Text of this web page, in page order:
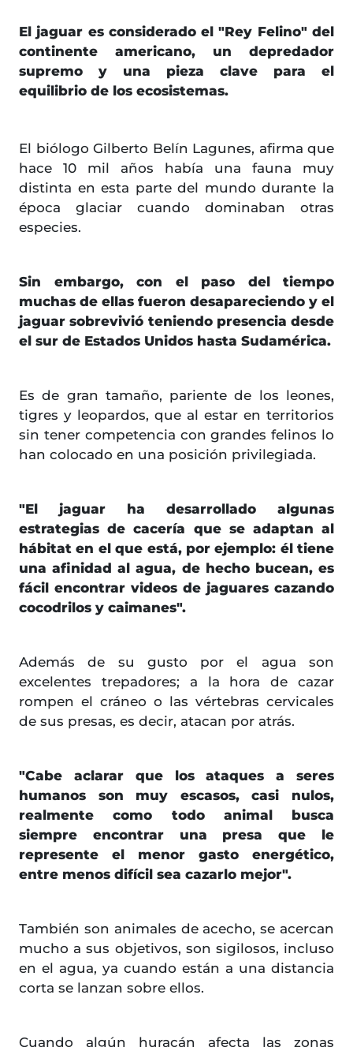
El jaguar es considerado el "Rey Felino" del
continente americano, un depredador
supremo y una pieza clave para el
equilibrio de los ecosistemas.
El biólogo Gilberto Belín Lagunes, afirma que
hace 10 mil años había una fauna muy
distinta en esta parte del mundo durante la
época glaciar cuando dominaban otras
especies.
Sin embargo, con el paso del tiempo
muchas de ellas fueron desapareciendo y el
jaguar sobrevivió teniendo presencia desde
el sur de Estados Unidos hasta Sudamérica.
Es de gran tamaño, pariente de los leones,
tigres y leopardos, que al estar en territorios
sin tener competencia con grandes felinos lo
han colocado en una posición privilegiada.
"El jaguar ha desarrollado algunas
estrategias de cacería que se adaptan al
hábitat en el que está, por ejemplo: él tiene
una afinidad al agua, de hecho bucean, es
fácil encontrar videos de jaguares cazando
cocodrilos y caimanes".
Además de su gusto por el agua son
excelentes trepadores; a la hora de cazar
rompen el cráneo o las vértebras cervicales
de sus presas, es decir, atacan por atrás.
"Cabe aclarar que los ataques a seres
humanos son muy escasos, casi nulos,
realmente como todo animal busca
siempre encontrar una presa que le
represente el menor gasto energético,
entre menos difícil sea cazarlo mejor".
También son animales de acecho, se acercan
mucho a sus objetivos, son sigilosos, incluso
en el agua, ya cuando están a una distancia
corta se lanzan sobre ellos.
Cuando algún huracán afecta las zonas